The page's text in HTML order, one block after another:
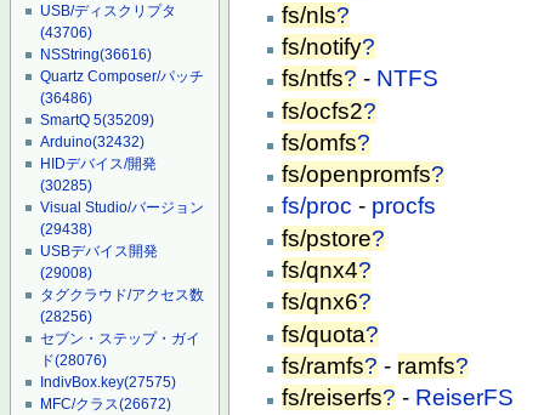
USB/ディスクリプタ
(43706)
NSString(36616)
Quartz Composer/パッチ
(36486)
SmartQ 5(35209)
Arduino(32432)
HIDデバイス/開発
(30285)
Visual Studio/バージョン
(29438)
USBデバイス開発
(29008)
タグクラウド/アクセス数
(28256)
セブン・ステップ・ガイ
ド(28076)
IndivBox.key(27575)
MFC/クラス(26672)
fs/nls?
fs/notify?
fs/ntfs? - NTFS
fs/ocfs2?
fs/omfs?
fs/openpromfs?
fs/proc - procfs
fs/pstore?
fs/qnx4?
fs/qnx6?
fs/quota?
fs/ramfs? - ramfs?
fs/reiserfs? - ReiserFS